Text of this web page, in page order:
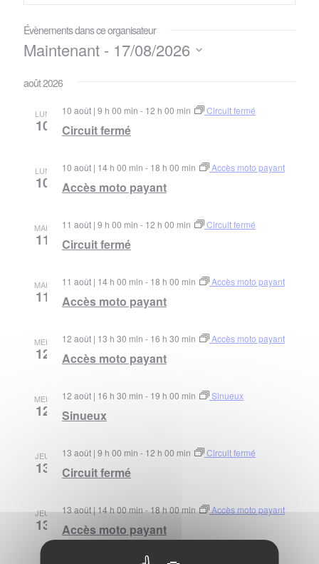
Évènements dans ce organisateur
Maintenant - 17/08/2026
une
août 2026
LUN
10 Circuit fermé
10 août | 9 h 00 min - 12 h 00 min Circuit fermé
LUN
10 Accès moto payant
10 août | 14 h 00 min - 18 h 00 min Accès moto payant
MAR
11 Circuit fermé
11 août | 9 h 00 min - 12 h 00 min Circuit fermé
MAR
11 Accès moto payant
11 août | 14 h 00 min - 18 h 00 min Accès moto payant
MER
12 Accès moto payant
12 août | 13 h 30 min - 16 h 30 min Accès moto payant
MER
12 Sinueux
12 août | 16 h 30 min - 19 h 00 min Sinueux
JEU
13 Circuit fermé
13 août | 9 h 00 min - 12 h 00 min Circuit fermé
JEU
13 Accès moto payant
13 août | 14 h 00 min-18 h 00 min Accès moto payant